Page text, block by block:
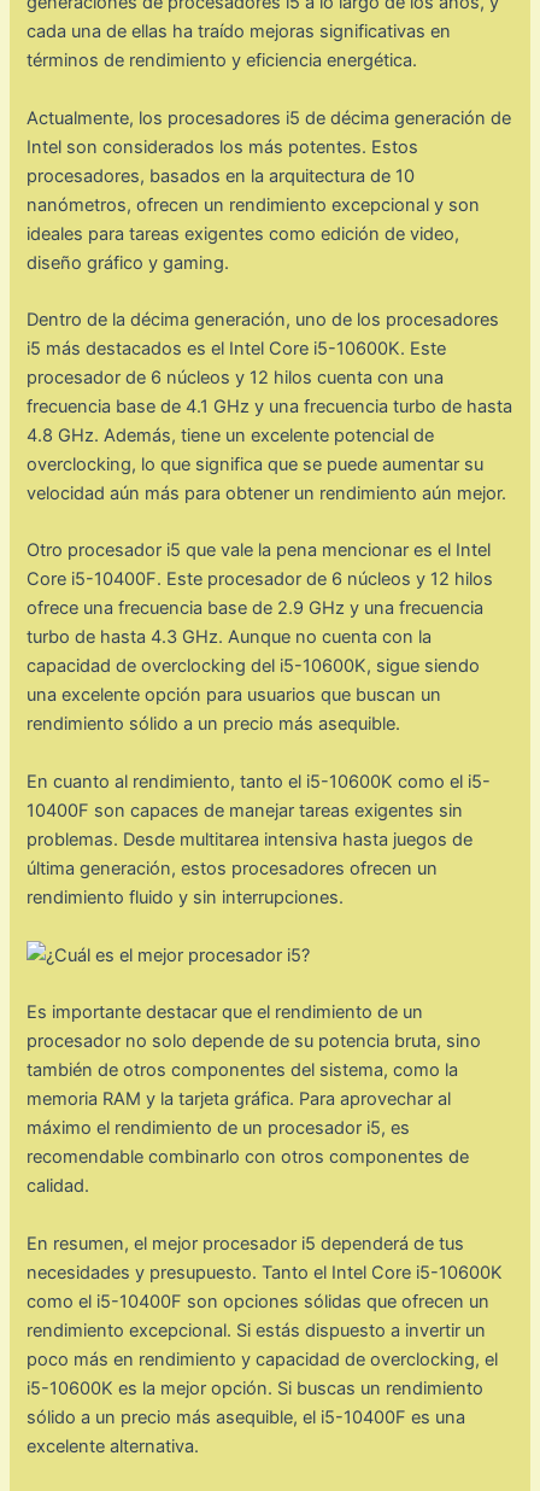
cada una de ellas ha traído mejoras significativas en
términos de rendimiento y eficiencia energética.
Actualmente, los procesadores i5 de décima generación de
Intel son considerados los más potentes. Estos
procesadores, basados en la arquitectura de 10
nanómetros, ofrecen un rendimiento excepcional y son
ideales para tareas exigentes como edición de video,
diseño gráfico y gaming.
Dentro de la décima generación, uno de los procesadores
i5 más destacados es el Intel Core i5-10600K. Este
procesador de 6 núcleos y 12 hilos cuenta con una
frecuencia base de 4.1 GHz y una frecuencia turbo de hasta
4.8 GHz. Además, tiene un excelente potencial de
overclocking, lo que significa que se puede aumentar su
velocidad aún más para obtener un rendimiento aún mejor.
Otro procesador i5 que vale la pena mencionar es el Intel
Core i5-10400F. Este procesador de 6 núcleos y 12 hilos
ofrece una frecuencia base de 2.9 GHz y una frecuencia
turbo de hasta 4.3 GHz. Aunque no cuenta con la
capacidad de overclocking del i5-10600K, sigue siendo
una excelente opción para usuarios que buscan un
rendimiento sólido a un precio más asequible.
En cuanto al rendimiento, tanto el i5-10600K como el i5-
10400F son capaces de manejar tareas exigentes sin
problemas. Desde multitarea intensiva hasta juegos de
última generación, estos procesadores ofrecen un
rendimiento fluido y sin interrupciones.
Es importante destacar que el rendimiento de un
procesador no solo depende de su potencia bruta, sino
también de otros componentes del sistema, como la
memoria RAM y la tarjeta gráfica. Para aprovechar al
máximo el rendimiento de un procesador i5, es
recomendable combinarlo con otros componentes de
calidad.
En resumen, el mejor procesador i5 dependerá de tus
necesidades y presupuesto. Tanto el Intel Core i5-10600K
como el i5-10400F son opciones sólidas que ofrecen un
rendimiento excepcional. Si estás dispuesto a invertir un
poco más en rendimiento y capacidad de overclocking, el
i5-10600K es la mejor opción. Si buscas un rendimiento
sólido a un precio más asequible, el i5-10400F es una
excelente alternativa.